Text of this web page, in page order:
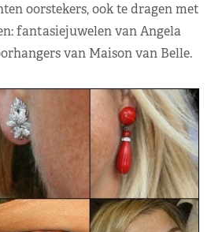
oorstekers, ook te dragen met
fantasiejuwelen van Angela
van Maison van Belle.